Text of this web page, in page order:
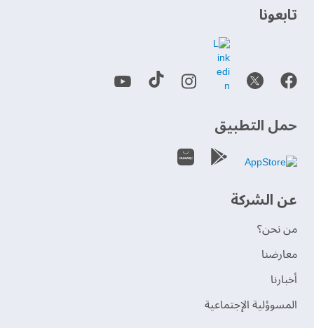
‫تابعونا‬
حمل التطبيق
عن الشركة
من نحن؟
‫معارضنا‬
‫أخبارنا‬
المسوؤلية الإجتماعية